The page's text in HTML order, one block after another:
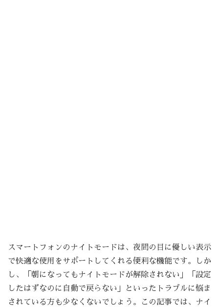
スマートフォンのナイトモードは、夜間の目に優しい表示
で快適な使用をサポートしてくれる便利な機能です。しか
し、「朝になってもナイトモードが解除されない」「設定
したはずなのに自動で戻らない」といったトラブルに悩ま
されている方も少なくないでしょう。この記事では、ナイ